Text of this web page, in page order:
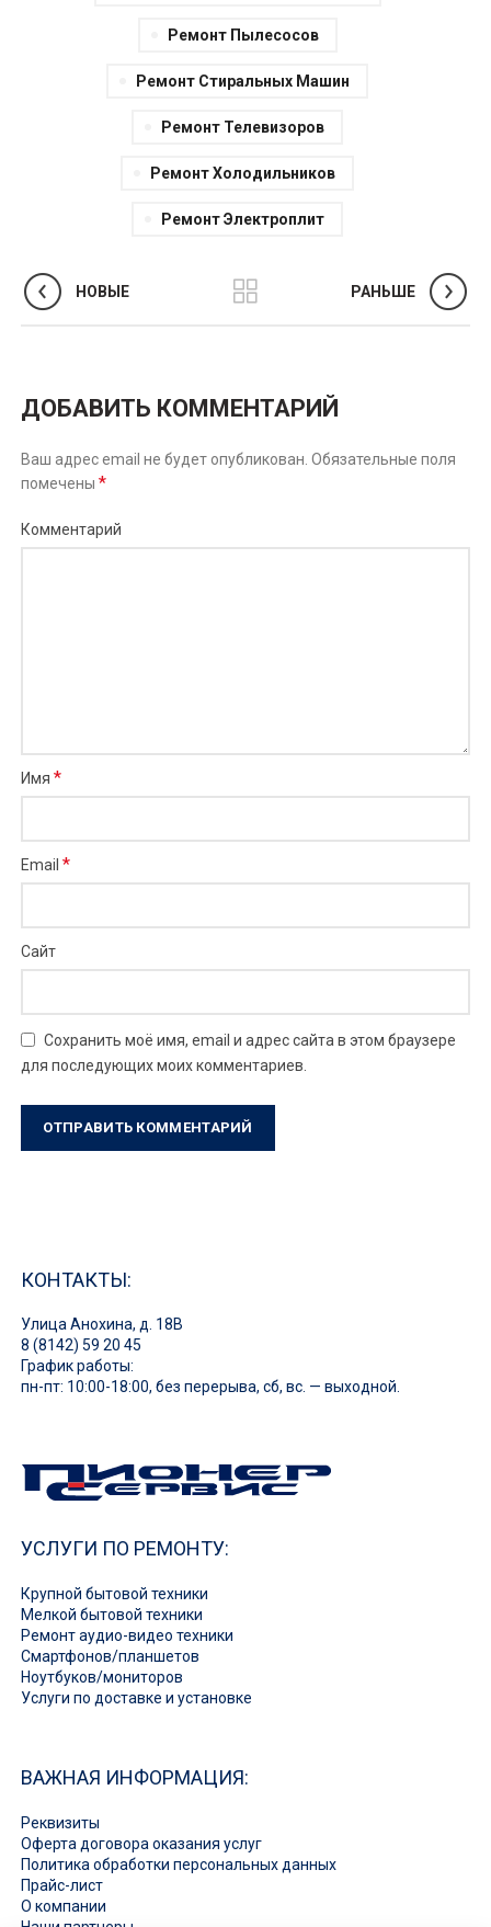
Ремонт Пылесосов
Ремонт Стиральных Машин
Ремонт Телевизоров
Ремонт Холодильников
Ремонт Электроплит
НОВЫЕ РАНЬШЕ
ДОБАВИТЬ КОММЕНТАРИЙ
Ваш адрес email не будет опубликован. Обязательные поля
помечены*
Комментарий
Имя*
Email*
Сайт
Сохранить моё имя, email и адрес сайта в этом браузере
для последующих моих комментариев.
КОНТАКТЫ:
Улица Анохина, д. 18В
8 (8142) 59 20 45
График работы:
пн-пт: 10:00-18:00, без перерыва, сб, вс. — выходной.
УСЛУГИ ПО РЕМОНТУ:
Крупной бытовой техники
Мелкой бытовой техники
Ремонт аудио-видео техники
Смартфонов/планшетов
Ноутбуков/мониторов
Услуги по доставке и установке
ВАЖНАЯ ИНФОРМАЦИЯ:
Реквизиты
Оферта договора оказания услуг
Политика обработки персональных данных
Прайс-лист
О компании